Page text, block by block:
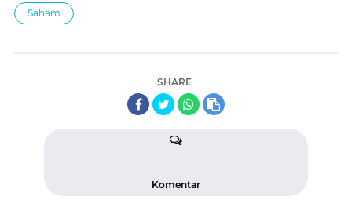
Saham
SHARE
Komentar